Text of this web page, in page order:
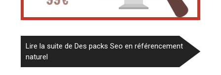
Lire la suite de Des packs Seo en référencement
naturel